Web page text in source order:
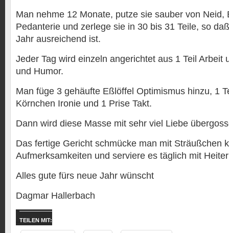
Man nehme 12 Monate, putze sie sauber von Neid,
Pedanterie und zerlege sie in 30 bis 31 Teile, so
Jahr ausreichend ist.
Jeder Tag wird einzeln angerichtet aus 1 Teil Arbeit
und Humor.
Man füge 3 gehäufte Eßlöffel Optimismus hinzu, 1
Körnchen Ironie und 1 Prise Takt.
Dann wird diese Masse mit sehr viel Liebe
Das fertige Gericht schmücke man mit Sträußchen
Aufmerksamkeiten und serviere es täglich mit
Alles gute fürs neue Jahr wünscht
Dagmar Hallerbach
TEILEN MIT: